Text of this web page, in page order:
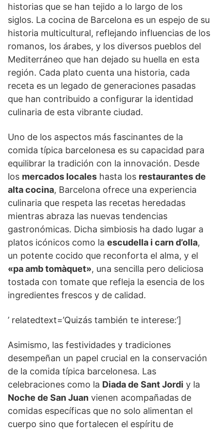
historias que se han tejido a lo largo de los
siglos. La cocina de Barcelona es un espejo de su
historia multicultural, reflejando influencias de los
romanos, los árabes, y los diversos pueblos del
Mediterráneo que han dejado su huella en esta
región. Cada plato cuenta una historia, cada
receta es un legado de generaciones pasadas
que han contribuido a configurar la identidad
culinaria de esta vibrante ciudad.
Uno de los aspectos más fascinantes de la
comida típica barcelonesa es su capacidad para
equilibrar la tradición con la innovación. Desde
los mercados locales hasta los restaurantes de
alta cocina, Barcelona ofrece una experiencia
culinaria que respeta las recetas heredadas
mientras abraza las nuevas tendencias
gastronómicas. Dicha simbiosis ha dado lugar a
platos icónicos como la escudella i carn d’olla,
un potente cocido que reconforta el alma, y el
«pa amb tomàquet», una sencilla pero deliciosa
tostada con tomate que refleja la esencia de los
ingredientes frescos y de calidad.
’ relatedtext=’Quizás también te interese:’]
Asimismo, las festividades y tradiciones
desempeñan un papel crucial en la conservación
de la comida típica barcelonesa. Las
celebraciones como la Diada de Sant Jordi y la
Noche de San Juan vienen acompañadas de
comidas específicas que no solo alimentan el
cuerpo sino que fortalecen el espíritu de